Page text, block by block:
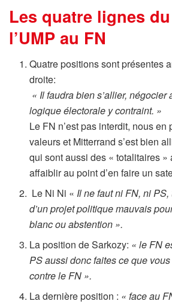
Les quatre lignes
l’UMP au FN
Quatre positions sont présentes
droite:
« Il faudra bien s’allier, négocier
logique électorale y contraint. »
Le FN n’est pas interdit, nous
valeurs et Mitterrand s’est bien
qui sont aussi des « totalitaires »
affaiblir au point d’en faire un
Le Ni Ni « Il ne faut ni FN, ni
d’un projet politique mauvais
blanc ou abstention ».
La position de Sarkozy: « le FN
PS aussi donc faites ce que
contre le FN ».
La dernière position : « face au